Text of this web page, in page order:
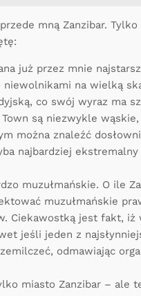
mną Zanzibar.
już przez mnie
niewolnikami na wielką
co swój wyraz ma
są niezwykle
można znaleźć
najbardziej
muzułmańskie. O ile
muzułmańskie
Ciekawostką jest fakt, iż
jeśli jeden z
odmawiając
miasto Zanzibar – ale